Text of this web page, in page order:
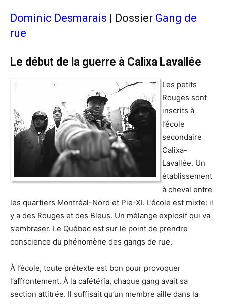
Dominic Desmarais | Dossier Gang de
rue
Le début de la guerre à Calixa Lavallée
Les petits
Rouges sont
inscrits à
l’école
secondaire
Calixa-
Lavallée. Un
établissement
à cheval entre
les quartiers Montréal-Nord et Pie-XI. L’école est mixte: il
y a des Rouges et des Bleus. Un mélange explosif qui va
s’embraser. Le Québec est sur le point de prendre
conscience du phénomène des gangs de rue.
À l’école, toute prétexte est bon pour provoquer
l’affrontement. À la cafétéria, chaque gang avait sa
section attitrée. Il suffisait qu’un membre aille dans la